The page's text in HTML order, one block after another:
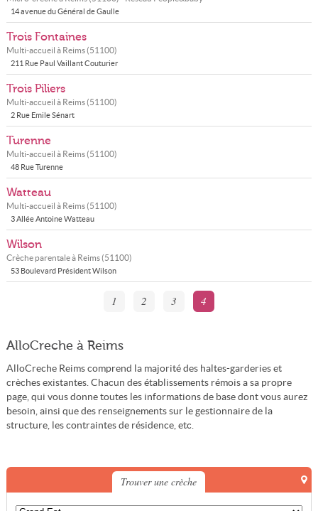
14 avenue du Général de Gaulle
Trois Fontaines
Multi-accueil à Reims(51100)
211 Rue Paul Vaillant Couturier
Trois Piliers
Multi-accueil à Reims(51100)
2 Rue Emile Sénart
Turenne
Multi-accueil à Reims(51100)
48 Rue Turenne
Watteau
Multi-accueil à Reims(51100)
3 Allée Antoine Watteau
Wilson
Crèche parentale à Reims(51100)
53 Boulevard Président Wilson
1 2 3 4
AlloCreche à Reims
AlloCreche Reims comprend la majorité des haltes-garderies et
crèches existantes. Chacun des établissements rémois a sa propre
page, qui vous donne toutes les informations de base dont vous aurez
besoin, ainsi que des renseignements sur le gestionnaire de la
structure, les contraintes de résidence, etc.
Trouver une crèche